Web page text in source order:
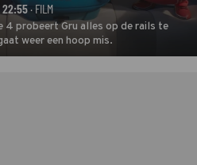
22:55· FILM
4 probeert Gru alles op de rails te
weer een hoop mis.